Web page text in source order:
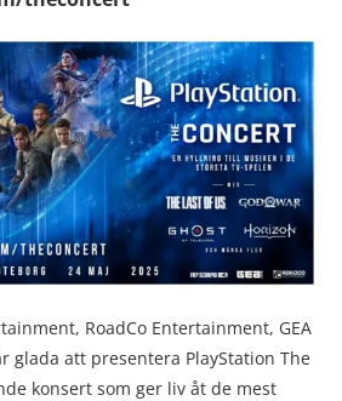
RoadCo Entertainment, GEA
glada att presentera PlayStation The
konsert som ger liv åt de mest